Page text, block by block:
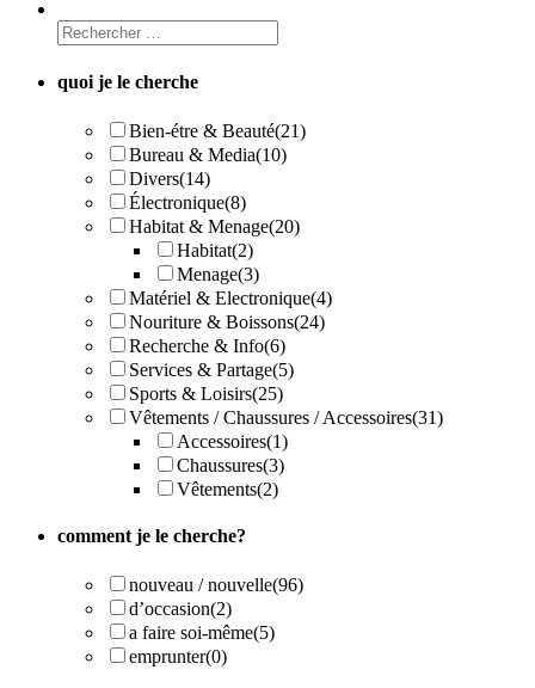
quoi je le cherche
Bien-étre & Beauté(21)
Bureau & Media(10)
Divers(14)
Électronique(8)
Habitat & Menage(20)
Habitat(2)
Menage(3)
Matériel & Electronique(4)
Nouriture & Boissons(24)
Recherche & Info(6)
Services & Partage(5)
Sports & Loisirs(25)
Vêtements / Chaussures / Accessoires(31)
Accessoires(1)
Chaussures(3)
Vêtements(2)
comment je le cherche?
nouveau / nouvelle(96)
d’occasion(2)
a faire soi-même(5)
emprunter(0)